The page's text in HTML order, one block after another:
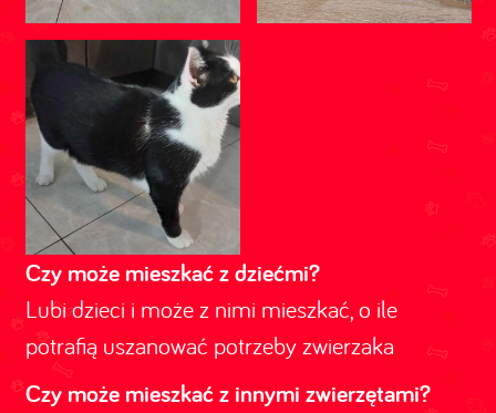
Czy może mieszkać z dziećmi?
Lubi dzieci i może z nimi mieszkać, o ile
potrafią uszanować potrzeby zwierzaka
Czy może mieszkać z innymi zwierzętami?